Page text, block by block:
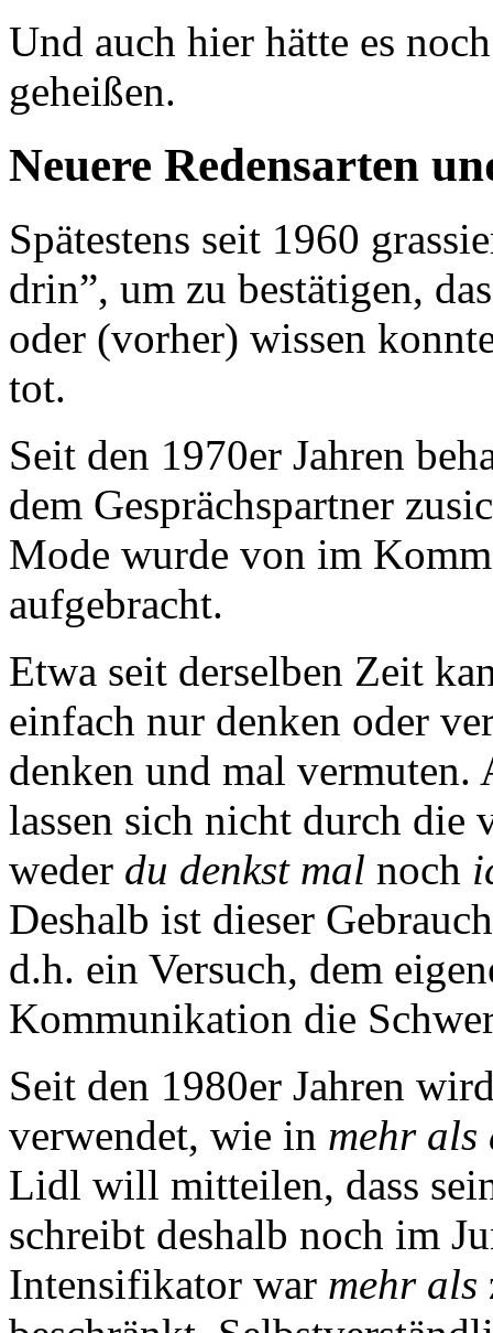
Und auch hier hätte es
geheißen.
Neuere Redensarten
Spätestens seit 1960
drin”, um zu bestätigen,
oder (vorher) wissen
tot.
Seit den 1970er Jahren
dem Gesprächspartner
Mode wurde von im
aufgebracht.
Etwa seit derselben Zeit
einfach nur denken oder
denken und mal
lassen sich nicht durch die
weder du denkst mal noch
Deshalb ist dieser
d.h. ein Versuch, dem
Kommunikation die
Seit den 1980er Jahren
verwendet, wie in mehr als
Lidl will mitteilen, dass
schreibt deshalb noch im
Intensifikator war mehr als